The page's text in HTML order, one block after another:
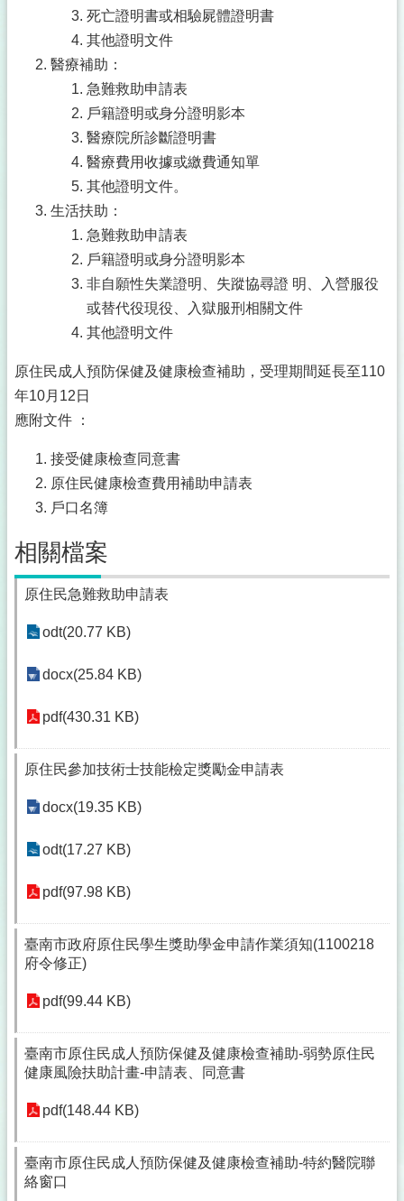
死亡證明書或相驗屍體證明書
其他證明文件
醫療補助：
急難救助申請表
戶籍證明或身分證明影本
醫療院所診斷證明書
醫療費用收據或繳費通知單
其他證明文件。
生活扶助：
急難救助申請表
戶籍證明或身分證明影本
非自願性失業證明、失蹤協尋證 明、入營服役
或替代役現役、入獄服刑相關文件
其他證明文件
原住民成人預防保健及健康檢查補助，受理期間延長至110
年10月12日
應附文件 ：
接受健康檢查同意書
原住民健康檢查費用補助申請表
戶口名簿
相關檔案
原住民急難救助申請表
odt(20.77 KB)
docx(25.84 KB)
pdf(430.31 KB)
原住民參加技術士技能檢定獎勵金申請表
docx(19.35 KB)
odt(17.27 KB)
pdf(97.98 KB)
臺南市政府原住民學生獎助學金申請作業須知(1100218
府令修正)
pdf(99.44 KB)
臺南市原住民成人預防保健及健康檢查補助-弱勢原住民
健康風險扶助計畫-申請表、同意書
pdf(148.44 KB)
臺南市原住民成人預防保健及健康檢查補助-特約醫院聯
絡窗口